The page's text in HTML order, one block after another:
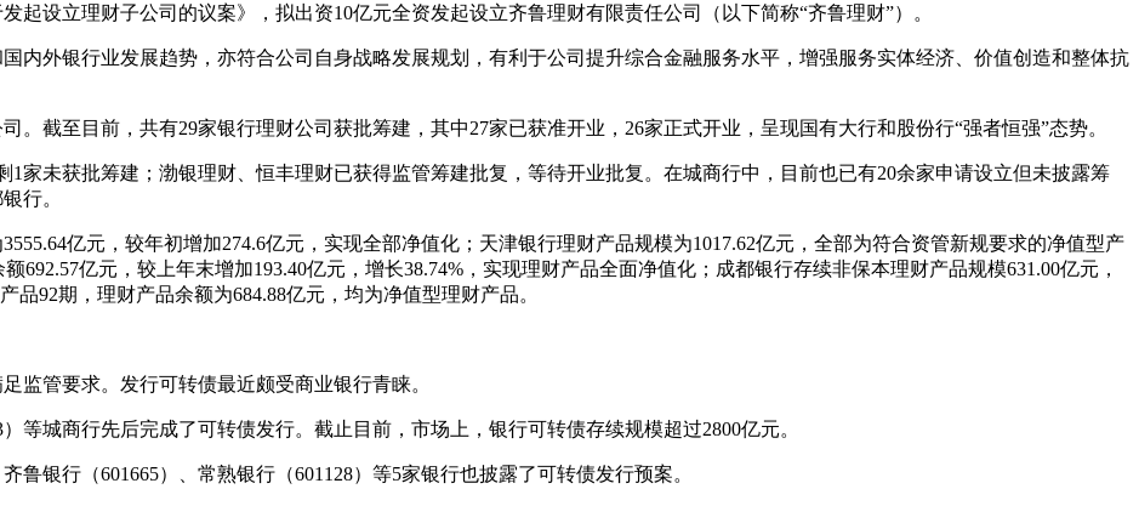
设立理财子公司的议案》，拟出资10亿元全资发起设立齐鲁理财有限责任公司（以下简称“齐鲁理财”）。
外银行业发展趋势，亦符合公司自身战略发展规划，有利于公司提升综合金融服务水平，增强服务实体经济、价值创造和整体抗
截至目前，共有29家银行理财公司获批筹建，其中27家已获准开业，26家正式开业，呈现国有大行和股份行“强者恒强”态势。
未获批筹建；渤银理财、恒丰理财已获得监管筹建批复，等待开业批复。在城商行中，目前也已有20余家申请设立但未披露筹
行。
亿元，较年初增加274.6亿元，实现全部净值化；天津银行理财产品规模为1017.62亿元，全部为符合资管新规要求的净值型产
692.57亿元，较上年末增加193.40亿元，增长38.74%，实现理财产品全面净值化；成都银行存续非保本理财产品规模631.00亿元，
品92期，理财产品余额为684.88亿元，均为净值型理财产品。
管要求。发行可转债最近颇受商业银行青睐。
城商行先后完成了可转债发行。截止目前，市场上，银行可转债存续规模超过2800亿元。
银行（601665）、常熟银行（601128）等5家银行也披露了可转债发行预案。